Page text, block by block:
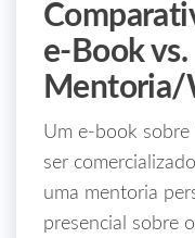
e‑Book vs.
Mentoria/
Um e‑book sobre
ser
uma mentoria
presencial sobre